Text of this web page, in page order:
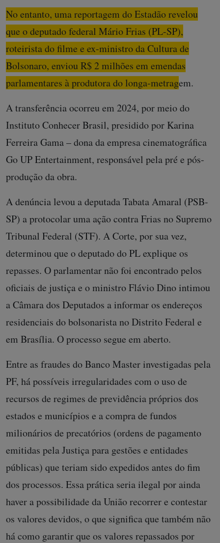
No entanto, uma reportagem do Estadão revelou
que o deputado federal Mário Frias (PL-SP),
roteirista do filme e ex-ministro da Cultura de
Bolsonaro, enviou R$ 2 milhões em emendas
parlamentares à produtora do longa-metragem.
A transferência ocorreu em 2024, por meio do
Instituto Conhecer Brasil, presidido por Karina
Ferreira Gama – dona da empresa cinematográfica
Go UP Entertainment, responsável pela pré e pós-
produção da obra.
A denúncia levou a deputada Tabata Amaral (PSB-
SP) a protocolar uma ação contra Frias no Supremo
Tribunal Federal (STF). A Corte, por sua vez,
determinou que o deputado do PL explique os
repasses. O parlamentar não foi encontrado pelos
oficiais de justiça e o ministro Flávio Dino intimou
a Câmara dos Deputados a informar os endereços
residenciais do bolsonarista no Distrito Federal e
em Brasília. O processo segue em aberto.
Entre as fraudes do Banco Master investigadas pela
PF, há possíveis irregularidades com o uso de
recursos de regimes de previdência próprios dos
estados e municípios e a compra de fundos
milionários de precatórios (ordens de pagamento
emitidas pela Justiça para gestões e entidades
públicas) que teriam sido expedidos antes do fim
dos processos. Essa prática seria ilegal por ainda
haver a possibilidade da União recorrer e contestar
os valores devidos, o que significa que também não
há como garantir que os valores repassados por